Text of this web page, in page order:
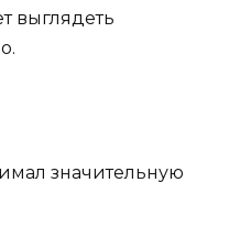
выглядеть
значительную